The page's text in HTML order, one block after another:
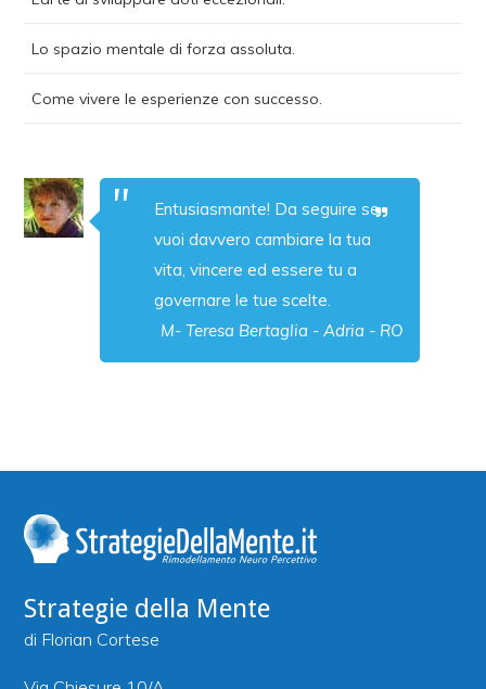
Lo spazio mentale di forza assoluta.
Come vivere le esperienze con successo.
Entusiasmante! Da seguire se
vuoi davvero cambiare la tua
vita, vincere ed essere tu a
governare le tue scelte.
M- Teresa Bertaglia - Adria - RO
Strategie della Mente
di Florian Cortese